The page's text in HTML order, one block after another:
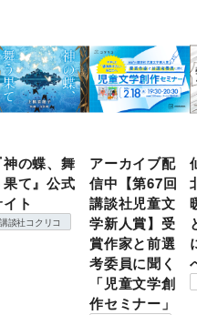
神の蝶、舞
果て』公式
ト
講談社コクリコ
アーカイブ配
信中【第67回
講談社児童文
学新人賞】受
賞作家と前選
考委員に聞く
「児童文学創
作セミナー」